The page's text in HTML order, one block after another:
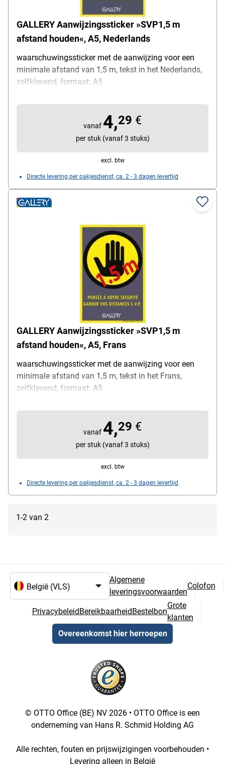
GALLERY Aanwijzingssticker »SVP1,5 m
afstand houden«, A5, Nederlands
waarschuwingssticker met de aanwijzing voor een
minimale afstand van 1,5 m, tekst in het Nederlands,
zelfklevend, formaat: A5
vanaf 4,29 €
per stuk (vanaf 3 stuks)
excl. btw
Directe levering per pakjesdienst, ca. 2 - 3 dagen levertijd
GALLERY Aanwijzingssticker »SVP1,5 m
afstand houden«, A5, Frans
waarschuwingssticker met de aanwijzing voor een
minimale afstand van 1,5 m, tekst in het Frans,
zelfklevend, formaat: A5
vanaf 4,29 €
per stuk (vanaf 3 stuks)
excl. btw
Directe levering per pakjesdienst, ca. 2 - 3 dagen levertijd
1-2 van 2
Algemene
leveringsvoorwaarden
Colofon
PrivacybeleidBereikbaarheidBestelbon
Grote
klanten
Overeenkomst hier herroepen
© OTTO Office (BE) NV 2026 • OTTO Office is een
onderneming van Hans R. Schmid Holding AG
Alle rechten, fouten en prijswijzigingen voorbehouden •
Levering alleen in België